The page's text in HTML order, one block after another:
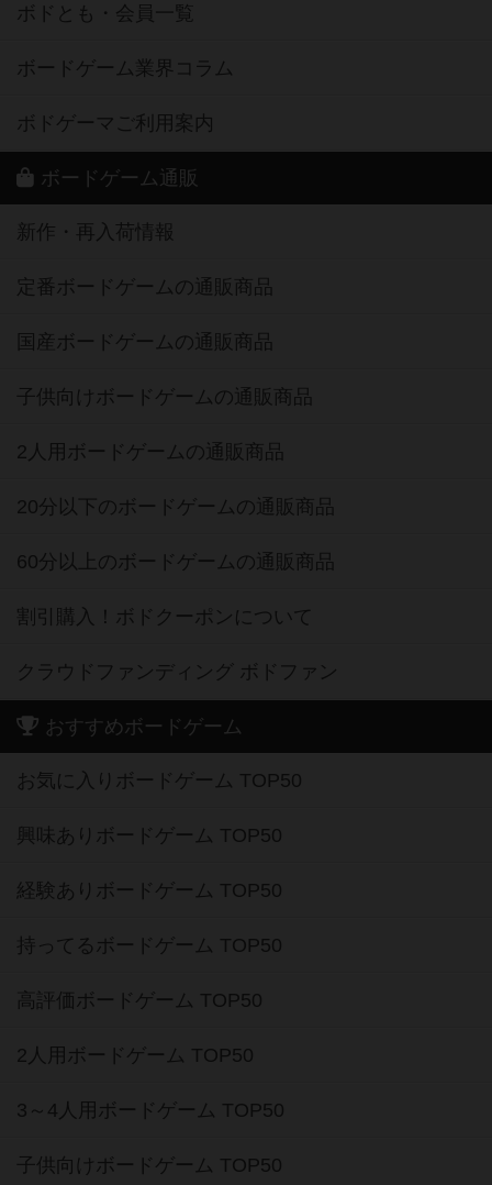
ボドとも・会員一覧
ボードゲーム業界コラム
ボドゲーマご利用案内
ボードゲーム通販
新作・再入荷情報
定番ボードゲームの通販商品
国産ボードゲームの通販商品
子供向けボードゲームの通販商品
2人用ボードゲームの通販商品
20分以下のボードゲームの通販商品
60分以上のボードゲームの通販商品
割引購入！ボドクーポンについて
クラウドファンディング ボドファン
おすすめボードゲーム
お気に入りボードゲーム TOP50
興味ありボードゲーム TOP50
経験ありボードゲーム TOP50
持ってるボードゲーム TOP50
高評価ボードゲーム TOP50
2人用ボードゲーム TOP50
3～4人用ボードゲーム TOP50
子供向けボードゲーム TOP50